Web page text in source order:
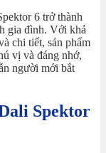
6 trở thành
gia đình. Với khả
chi tiết, sản phẩm
vị và đáng nhớ,
người mới bắt
Spektor